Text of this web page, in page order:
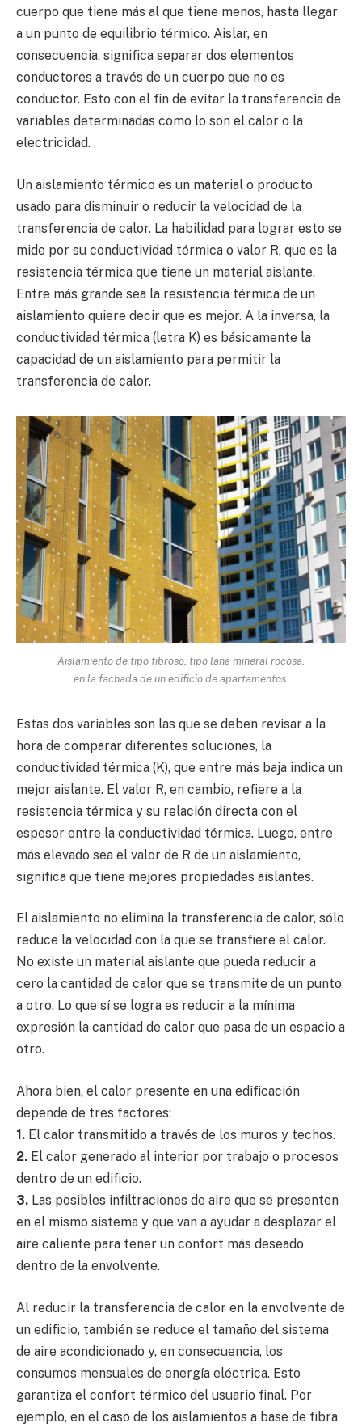
cuerpo que tiene más al que tiene menos, hasta llegar
a un punto de equilibrio térmico. Aislar, en
consecuencia, significa separar dos elementos
conductores a través de un cuerpo que no es
conductor. Esto con el fin de evitar la transferencia de
variables determinadas como lo son el calor o la
electricidad.
Un aislamiento térmico es un material o producto
usado para disminuir o reducir la velocidad de la
transferencia de calor. La habilidad para lograr esto se
mide por su conductividad térmica o valor R, que es la
resistencia térmica que tiene un material aislante.
Entre más grande sea la resistencia térmica de un
aislamiento quiere decir que es mejor. A la inversa, la
conductividad térmica (letra K) es básicamente la
capacidad de un aislamiento para permitir la
transferencia de calor.
Aislamiento de tipo fibroso, tipo lana mineral rocosa,
en la fachada de un edificio de apartamentos.
Estas dos variables son las que se deben revisar a la
hora de comparar diferentes soluciones, la
conductividad térmica (K), que entre más baja indica un
mejor aislante. El valor R, en cambio, refiere a la
resistencia térmica y su relación directa con el
espesor entre la conductividad térmica. Luego, entre
más elevado sea el valor de R de un aislamiento,
significa que tiene mejores propiedades aislantes.
El aislamiento no elimina la transferencia de calor, sólo
reduce la velocidad con la que se transfiere el calor.
No existe un material aislante que pueda reducir a
cero la cantidad de calor que se transmite de un punto
a otro. Lo que sí se logra es reducir a la mínima
expresión la cantidad de calor que pasa de un espacio a
otro.
Ahora bien, el calor presente en una edificación
depende de tres factores:
1. El calor transmitido a través de los muros y techos.
2. El calor generado al interior por trabajo o procesos
dentro de un edificio.
3. Las posibles infiltraciones de aire que se presenten
en el mismo sistema y que van a ayudar a desplazar el
aire caliente para tener un confort más deseado
dentro de la envolvente.
Al reducir la transferencia de calor en la envolvente de
un edificio, también se reduce el tamaño del sistema
de aire acondicionado y, en consecuencia, los
consumos mensuales de energía eléctrica. Esto
garantiza el confort térmico del usuario final. Por
ejemplo, en el caso de los aislamientos a base de fibra